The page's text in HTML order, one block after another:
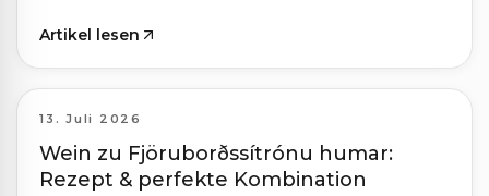
Artikel lesen
13. Juli 2026
Wein zu Fjöruborðssítrónu humar:
Rezept & perfekte Kombination